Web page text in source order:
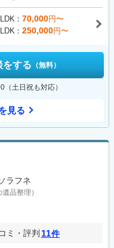
70,000円〜
250,000円〜
をする （無料）
土日祝も対応）
見る
ラフネ
品整理）
ミ・評判 11件